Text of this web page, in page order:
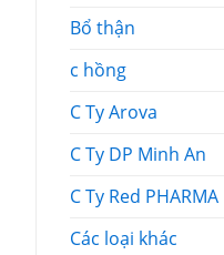
Bổ thận
c hồng
C Ty Arova
C Ty DP Minh An
C Ty Red PHARMA
Các loại khác